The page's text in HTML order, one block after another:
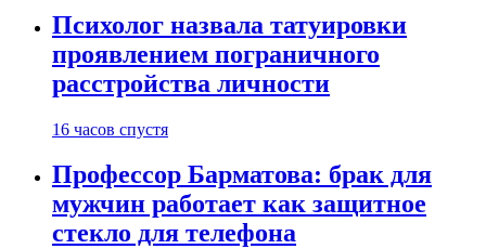
Психолог назвала татуировки
проявлением пограничного
расстройства личности
16 часов спустя
Профессор Барматова: брак для
мужчин работает как защитное
стекло для телефона